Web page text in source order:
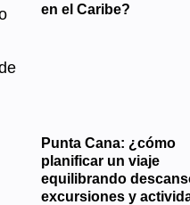
en el Caribe?
Punta Cana: ¿cómo
planificar un viaje
equilibrando
excursiones y